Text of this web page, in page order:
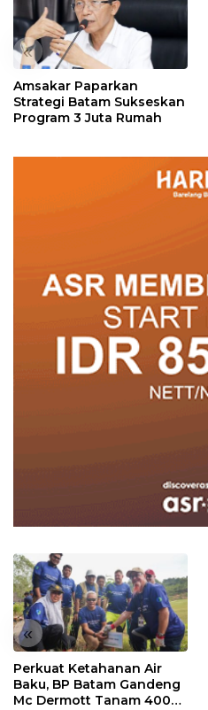
«
Amsakar Paparkan
Strategi Batam Sukseskan
Program 3 Juta Rumah
«
Perkuat Ketahanan Air
Baku, BP Batam Gandeng
Mc Dermott Tanam 400